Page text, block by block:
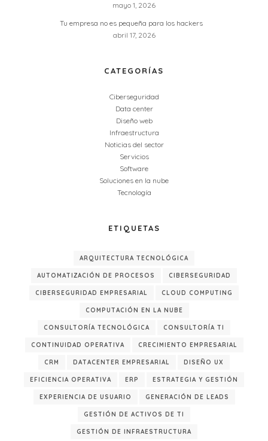
mayo 1, 2026
Tu empresa no es pequeña para los hackers
abril 17, 2026
CATEGORÍAS
Ciberseguridad
Data center
Diseño web
Infraestructura
Noticias del sector
Servicios
Software
Soluciones en la nube
Tecnología
ETIQUETAS
ARQUITECTURA TECNOLÓGICA
AUTOMATIZACIÓN DE PROCESOS CIBERSEGURIDAD
CIBERSEGURIDAD EMPRESARIAL CLOUD COMPUTING
COMPUTACIÓN EN LA NUBE
CONSULTORÍA TECNOLÓGICA CONSULTORÍA TI
CONTINUIDAD OPERATIVA CRECIMIENTO EMPRESARIAL
CRM DATACENTER EMPRESARIAL DISEÑO UX
EFICIENCIA OPERATIVA ERP ESTRATEGIA Y GESTIÓN
EXPERIENCIA DE USUARIO GENERACIÓN DE LEADS
GESTIÓN DE ACTIVOS DE TI
GESTIÓN DE INFRAESTRUCTURA